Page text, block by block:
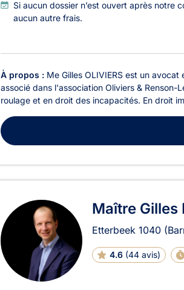
Si aucun dossier n’est ouvert après notre
aucun autre frais.
À propos : Me Gilles OLIVIERS est un
associé dans l'association Oliviers &
roulage et en droit des incapacités. En droit
Maître Gilles
Etterbeek 1040
4.6 (44 avis)